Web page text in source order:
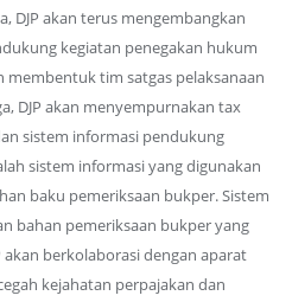
DJP akan terus mengembangkan
kegiatan penegakan hukum
membentuk tim satgas pelaksanaan
DJP akan menyempurnakan tax
sistem informasi pendukung
sistem informasi yang digunakan
baku pemeriksaan bukper. Sistem
bahan pemeriksaan bukper yang
akan berkolaborasi dengan aparat
kejahatan perpajakan dan